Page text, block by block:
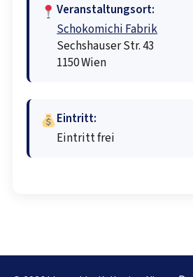
Veranstaltungsort:
Schokomichi Fabrik
Sechshauser Str. 43
1150 Wien
Eintritt:
Eintritt frei